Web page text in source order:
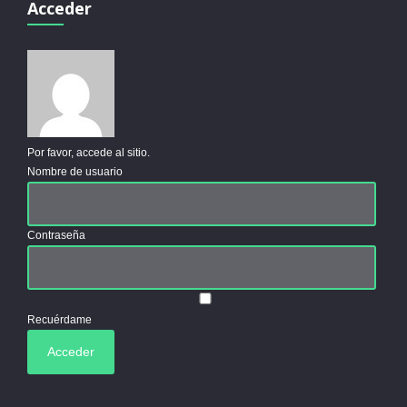
Acceder
Por favor, accede al sitio.
Nombre de usuario
Contraseña
Recuérdame